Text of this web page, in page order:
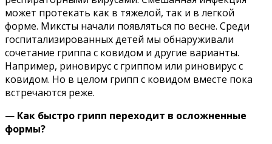
может протекать как в тяжелой, так и в легкой
форме. Миксты начали появляться по весне. Среди
госпитализированных детей мы обнаруживали
сочетание гриппа с ковидом и другие варианты.
Например, риновирус с гриппом или риновирус с
ковидом. Но в целом грипп с ковидом вместе пока
встречаются реже.
— Как быстро грипп переходит в осложненные
формы?